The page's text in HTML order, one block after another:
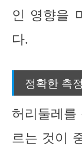
인 영향을
다.
정확한 측
허리둘레
르는 것이